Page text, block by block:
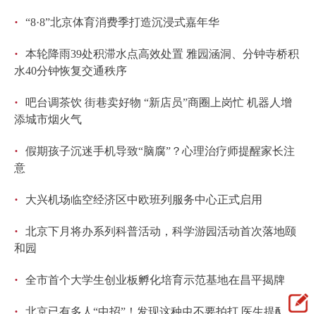
· “8·8”北京体育消费季打造沉浸式嘉年华
·
本轮降雨39处积滞水点高效处置 雅园涵洞、分钟寺桥积
水40分钟恢复交通秩序
·
吧台调茶饮 街巷卖好物 “新店员”商圈上岗忙 机器人增
添城市烟火气
·
假期孩子沉迷手机导致“脑腐”？心理治疗师提醒家长注
意
· 大兴机场临空经济区中欧班列服务中心正式启用
·
北京下月将办系列科普活动，科学游园活动首次落地颐
和园
· 全市首个大学生创业板孵化培育示范基地在昌平揭牌
· 北京已有多人“中招”！发现这种虫不要拍打 医生提醒